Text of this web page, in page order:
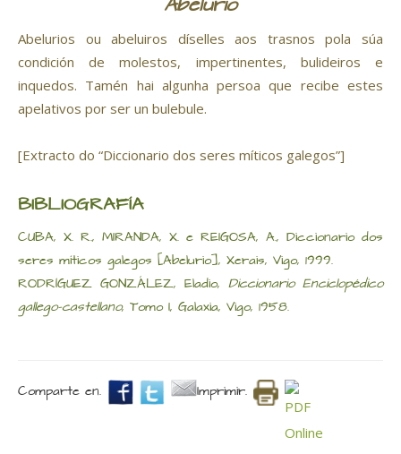
Abelurios ou abeluiros díselles aos trasnos pola súa
condición de molestos, impertinentes, bulideiros e
inquedos. Tamén hai algunha persoa que recibe estes
apelativos por ser un bulebule.
[Extracto do “Diccionario dos seres míticos galegos”]
BIBLIOGRAFÍA
CUBA, X. R., MIRANDA, X. e REIGOSA, A., Diccionario dos
seres míticos galegos [Abelurio], Xerais, Vigo, 1999.
RODRÍGUEZ GONZÁLEZ, Eladio, Diccionario Enciclopédico
gallego-castellano, Tomo I, Galaxia, Vigo, 1958.
Comparte en. Imprimir.